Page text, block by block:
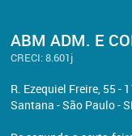
ABM ADM. E
CRECI: 8.601j
R. Ezequiel Freire, 55 -
Santana - São Paulo -